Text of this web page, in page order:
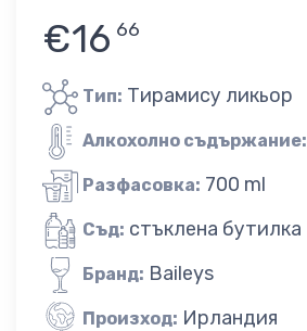
€16 66
Тип: Тирамису ликьор
Алкохолно съдържание:
Разфасовка: 700 ml
Съд: стъклена бутилка
Бранд: Baileys
Произход: Ирландия